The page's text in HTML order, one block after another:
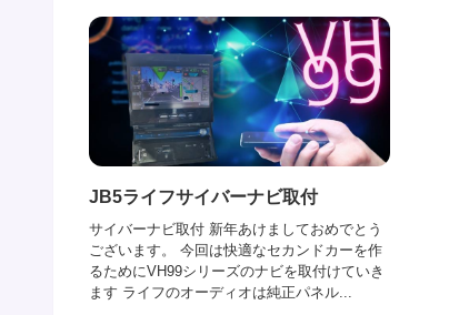
JB5ライフサイバーナビ取付
サイバーナビ取付 新年あけましておめでとう
ございます。 今回は快適なセカンドカーを作
るためにVH99シリーズのナビを取付けていき
ます ライフのオーディオは純正パネル...